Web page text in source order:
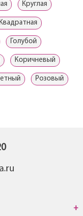
Круглая
Голубой
Коричневый
Розовый